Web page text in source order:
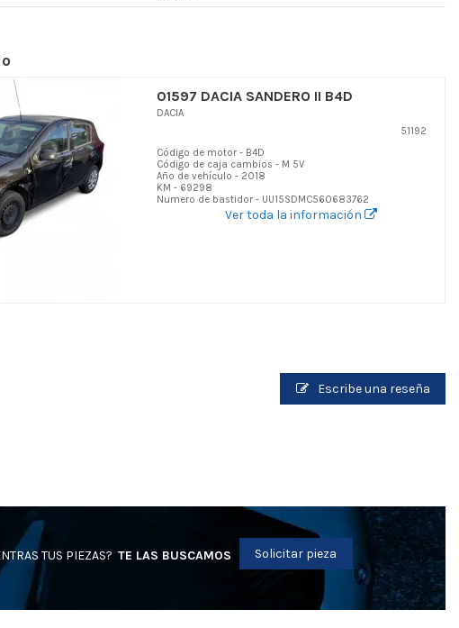
01597 DACIA SANDERO II B4D
DACIA
51192
Código de motor - B4D
Código de caja cambios - M 5V
Año de vehículo - 2018
KM - 69298
Numero de bastidor - UU15SDMC560683762
Ver toda la información
Escribe una reseña
TUS PIEZAS? TE LAS BUSCAMOS Solicitar pieza